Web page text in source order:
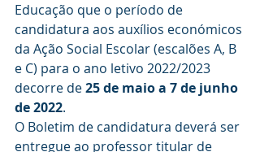
Educação que o período de
candidatura aos auxílios económicos
da Ação Social Escolar (escalões A, B
e C) para o ano letivo 2022/2023
decorre de 25 de maio a 7 de junho
de 2022.
O Boletim de candidatura deverá ser
entregue ao professor titular de